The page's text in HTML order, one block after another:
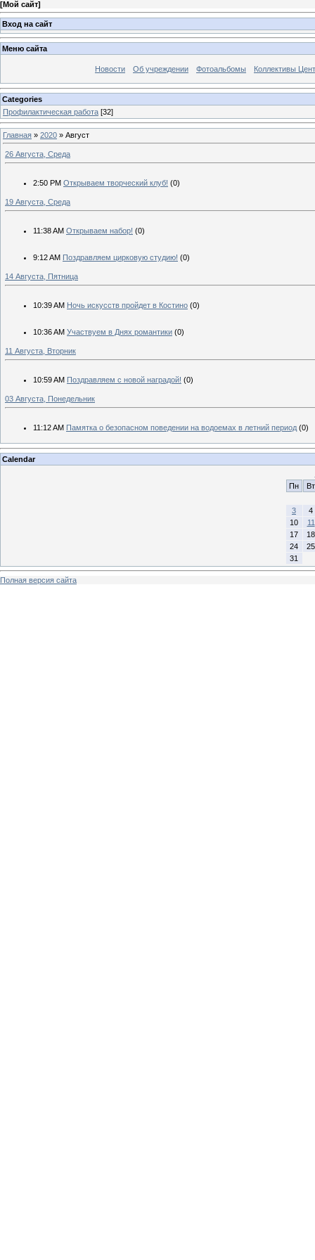
[Мой сайт]
Вход на сайт
Меню сайта
Новости Об учреждении Фотоальбомы Коллективы
Categories
Профилактическая работа [32]
Главная » 2020 » Август
26 Августа, Среда
2:50 PM Открываем творческий клуб! (0)
19 Августа, Среда
11:38 AM Открываем набор! (0)
9:12 AM Поздравляем цирковую студию! (0)
14 Августа, Пятница
10:39 AM Ночь искусств пройдет в Костино (0)
10:36 AM Участвуем в Днях романтики (0)
11 Августа, Вторник
10:59 AM Поздравляем с новой наградой! (0)
03 Августа, Понедельник
11:12 AM Памятка о безопасном поведении на водоемах в летний период (0)
Calendar
Пн
Вт
3
4
10
11
17
18
24
25
31
Полная версия сайта